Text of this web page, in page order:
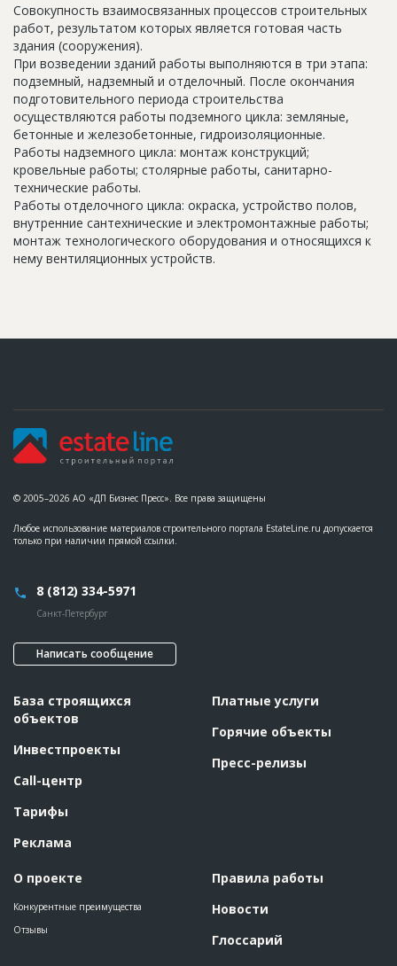
Совокупность взаимосвязанных процессов строительных
работ, результатом которых является готовая часть
здания (сооружения).
При возведении зданий работы выполняются в три этапа:
подземный, надземный и отделочный. После окончания
подготовительного периода строительства
осуществляются работы подземного цикла: земляные,
бетонные и железобетонные, гидроизоляционные.
Работы надземного цикла: монтаж конструкций;
кровельные работы; столярные работы, санитарно-
технические работы.
Работы отделочного цикла: окраска, устройство полов,
внутренние сантехнические и электромонтажные работы;
монтаж технологического оборудования и относящихся к
нему вентиляционных устройств.
© 2005–2026 АО «ДП Бизнес Пресс». Все права защищены
Любое использование материалов строительного портала EstateLine.ru допускается
только при наличии прямой ссылки.
8 (812) 334-5971
Санкт-Петербург
Написать сообщение
База строящихся
объектов
Инвестпроекты
Call-центр
Тарифы
Реклама
О проекте
Конкурентные преимущества
Отзывы
Платные услуги
Горячие объекты
Пресс-релизы
Правила работы
Новости
Глоссарий